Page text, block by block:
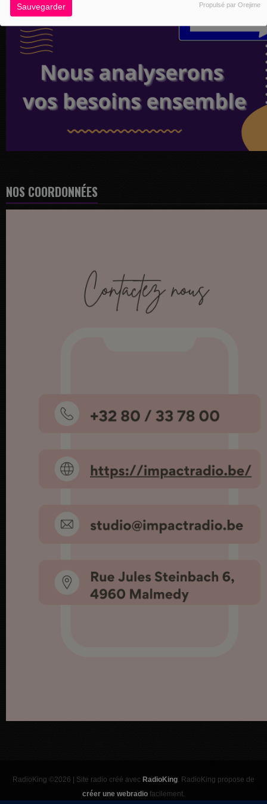
Sauvegarder Propulsé par Orejime
NOS COORDONNÉES
RadioKing ©2026 | Site radio créé avec RadioKing. RadioKing propose de
créer une webradio facilement.